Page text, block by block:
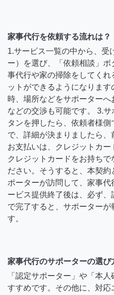
家事代行を依頼する流れは？
1.サービス一覧の中から、受
ー）を選び、「依頼相談」
事代行や家の掃除をしてく
ットができるようになりま
時、場所などをサポーター
などの交渉も可能です。 3.
タンを押したら、依頼者様
で、詳細が決まりましたら、
お支払いは、クレジットカー
クレジットカードをお持ちで
ださい。そうすると、本契
ポーターが訪問して、家事
ービス提供終了後は、必ず
で完了すると、サポーター
す。
家事代行のサポーターの選び
「認定サポーター」や「本
すすめです。その他に、対